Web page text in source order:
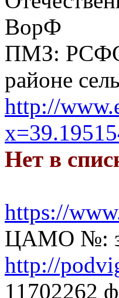
ВорФ
ПМЗ:
районе
http://
Нет в
https://
ЦАМО №: з.
http://
11702262